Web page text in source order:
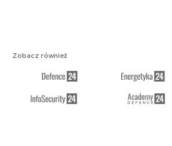
Zobacz również